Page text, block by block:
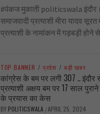
#पंकज मुकाती politicswala
समाजवादी प्रत्याशी मीरा यादव
प्रत्याशी के नामांकन में गड़बड़ी होने
TOP BANNER / प्रदेश / बड़ी खबर
कांग्रेस के बम पर लगी 307 .. इंदौर
प्रत्याशी अक्षय बम पर 17 साल
के प्रयास का केस
BY POLITICSWALA /APRIL 25, 2024